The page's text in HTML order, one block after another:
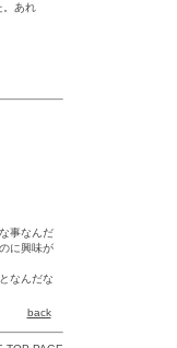
あれ
事なんだ
に興味が
なんだな
back